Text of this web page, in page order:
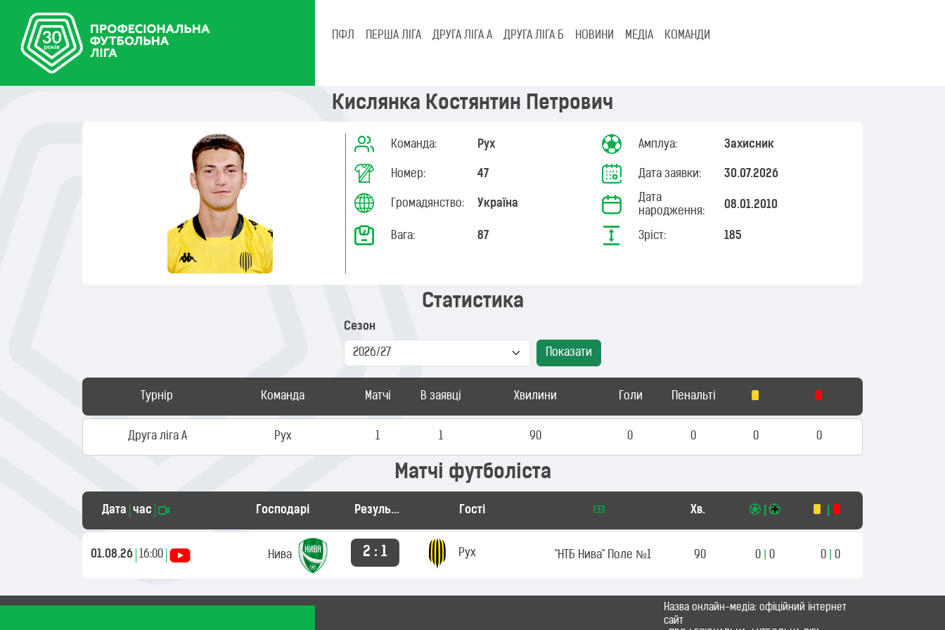
ПФЛ ПЕРША ЛІГА ДРУГА ЛІГА А ДРУГА ЛІГА Б НОВИНИ МЕДІА КОМАНДИ
Кислянка Костянтин Петрович
Команда: Рух Амплуа: Захисник
Номер: 47 Дата заявки: 30.07.2026
Громадянство: Україна
Дата
народження:
08.01.2010
Вага: 87 Зріст: 185
Статистика
Сезон
Показати
Турнір Команда Матчі В заявці Хвилини Голи Пенальті
Друга ліга А Рух 1 1 90 0 0 0 0
Матчі футболіста
Дата час Господарі Результат Гості Хв.
01.08.26 16:00 Нива 2 : 1 Рух "НТБ Нива" Поле №1 90 0 0 0 0
Назва онлайн-медіа: офіційний інтернет
сайт